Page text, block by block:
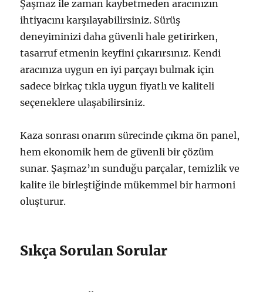
Şaşmaz ile zaman kaybetmeden aracınızın
ihtiyacını karşılayabilirsiniz. Sürüş
deneyiminizi daha güvenli hale getirirken,
tasarruf etmenin keyfini çıkarırsınız. Kendi
aracınıza uygun en iyi parçayı bulmak için
sadece birkaç tıkla uygun fiyatlı ve kaliteli
seçeneklere ulaşabilirsiniz.
Kaza sonrası onarım sürecinde çıkma ön panel,
hem ekonomik hem de güvenli bir çözüm
sunar. Şaşmaz’ın sunduğu parçalar, temizlik ve
kalite ile birleştiğinde mükemmel bir harmoni
oluşturur.
Sıkça Sorulan Sorular